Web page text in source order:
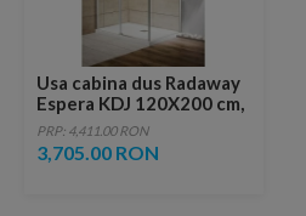
Usa cabina dus Radaway
Espera KDJ 120X200 cm,
sticla transparenta
PRP: 4,411.00 RON
3,705.00 RON